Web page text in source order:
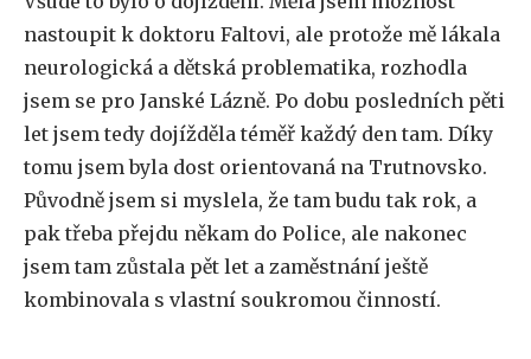
nastoupit k doktoru Faltovi, ale protože mě lákala
neurologická a dětská problematika, rozhodla
jsem se pro Janské Lázně. Po dobu posledních pěti
let jsem tedy dojížděla téměř každý den tam. Díky
tomu jsem byla dost orientovaná na Trutnovsko.
Původně jsem si myslela, že tam budu tak rok, a
pak třeba přejdu někam do Police, ale nakonec
jsem tam zůstala pět let a zaměstnání ještě
kombinovala s vlastní soukromou činností.